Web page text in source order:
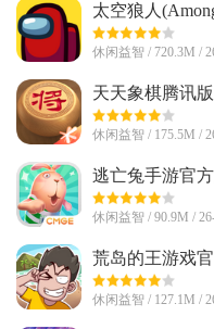
太空狼人
安卓全解锁版
休闲益智 / 720.3M /
天天象棋腾讯
休闲益智 / 175.5M /
逃亡兔手游官
休闲益智 / 90.9M /
荒岛的王游戏
休闲益智 / 127.1M /